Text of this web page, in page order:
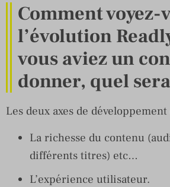
Comment voyez-
l’évolution
vous aviez un
donner, quel
Les deux axes de
La richesse du contenu
différents titres) etc…
L’expérience utilisateur.